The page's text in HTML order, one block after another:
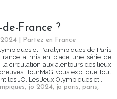
France ?
2024
Partez en France
et Paralympiques de Paris
a mis en place une série de
circulation aux alentours des lieux
TourMaG vous explique tout
les JO. Les Jeux Olympiques et...
, jo 2024, jo paris, paris,